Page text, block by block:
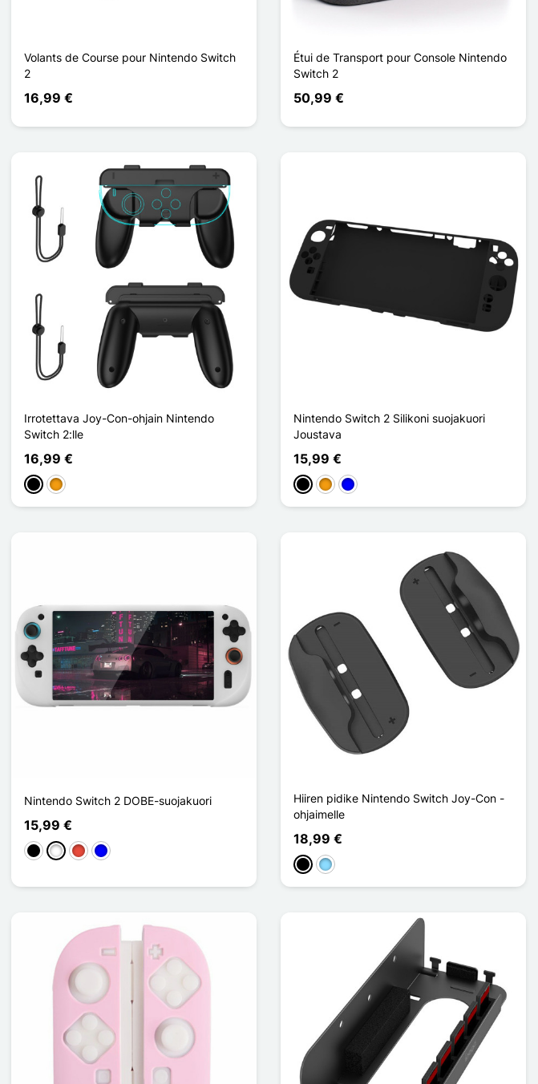
Volants de Course pour Nintendo Switch
2
16,99 €
Étui de Transport pour Console Nintendo
Switch 2
50,99 €
Irrotettava Joy-Con-ohjain Nintendo
Switch 2:lle
16,99 €
MustaOranssi
Nintendo Switch 2 Silikoni suojakuori
Joustava
15,99 €
MustaOranssiSininen
Nintendo Switch 2 DOBE-suojakuori
15,99 €
MustaValkoinen
Punainen
Sininen
Hiiren pidike Nintendo Switch Joy-Con -
ohjaimelle
18,99 €
MustaBleu Clair